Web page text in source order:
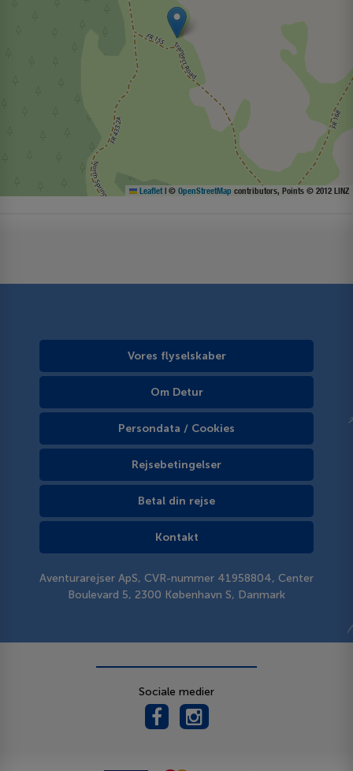
Leaflet | © OpenStreetMap contributors, Points © 2012 LINZ
Vores flyselskaber
Om Detur
Persondata / Cookies
Rejsebetingelser
Betal din rejse
Kontakt
Aventurarejser ApS, CVR-nummer 41958804, Center
Boulevard 5, 2300 København S, Danmark
Sociale medier